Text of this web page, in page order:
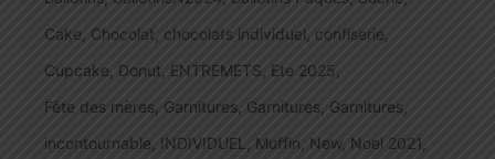
Cake Chocolat chocolats individuel confiserie
Cupcake Donut ENTREMETS Ete 2025
Fête des mères Garnitures Garnitures Garnitures
incontournable INDIVIDUEL Muffin New Noel 2021